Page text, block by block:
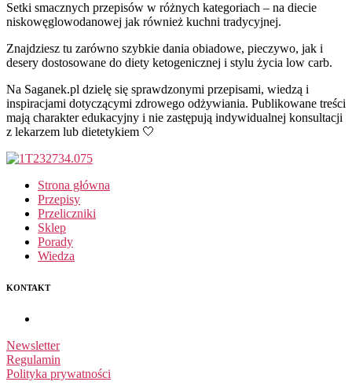
Setki smacznych przepisów w różnych kategoriach – na diecie
niskowęglowodanowej jak również kuchni tradycyjnej.
Znajdziesz tu zarówno szybkie dania obiadowe, pieczywo, jak i
desery dostosowane do diety ketogenicznej i stylu życia low carb.
Na Saganek.pl dzielę się sprawdzonymi przepisami, wiedzą i
inspiracjami dotyczącymi zdrowego odżywiania. Publikowane treści
mają charakter edukacyjny i nie zastępują indywidualnej konsultacji
z lekarzem lub dietetykiem 🤍
Strona główna
Przepisy
Przeliczniki
Sklep
Porady
Wiedza
KONTAKT
Newsletter
Regulamin
Polityka prywatności